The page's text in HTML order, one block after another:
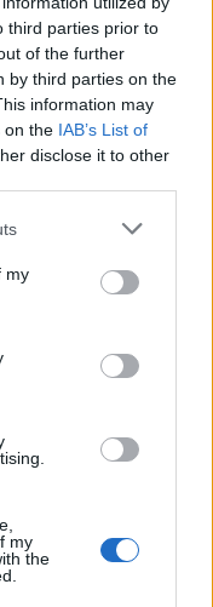
third parties prior to
of the further
by third parties on the
information may
on the IAB’s List of
disclose it to other
my
my
the
DO AUTOR
até